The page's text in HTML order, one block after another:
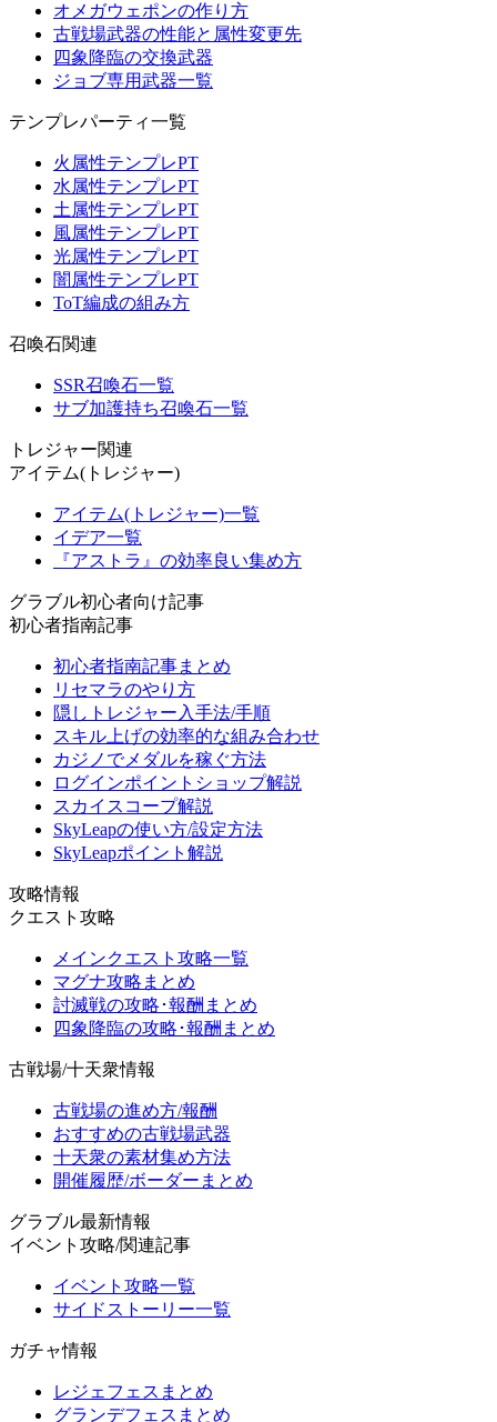
オメガウェポンの作り方
古戦場武器の性能と属性変更先
四象降臨の交換武器
ジョブ専用武器一覧
テンプレパーティ一覧
火属性テンプレPT
水属性テンプレPT
土属性テンプレPT
風属性テンプレPT
光属性テンプレPT
闇属性テンプレPT
ToT編成の組み方
召喚石関連
SSR召喚石一覧
サブ加護持ち召喚石一覧
トレジャー関連
アイテム(トレジャー)
アイテム(トレジャー)一覧
イデア一覧
『アストラ』の効率良い集め方
グラブル初心者向け記事
初心者指南記事
初心者指南記事まとめ
リセマラのやり方
隠しトレジャー入手法/手順
スキル上げの効率的な組み合わせ
カジノでメダルを稼ぐ方法
ログインポイントショップ解説
スカイスコープ解説
SkyLeapの使い方/設定方法
SkyLeapポイント解説
攻略情報
クエスト攻略
メインクエスト攻略一覧
マグナ攻略まとめ
討滅戦の攻略･報酬まとめ
四象降臨の攻略･報酬まとめ
古戦場/十天衆情報
古戦場の進め方/報酬
おすすめの古戦場武器
十天衆の素材集め方法
開催履歴/ボーダーまとめ
グラブル最新情報
イベント攻略/関連記事
イベント攻略一覧
サイドストーリー一覧
ガチャ情報
レジェフェスまとめ
グランデフェスまとめ